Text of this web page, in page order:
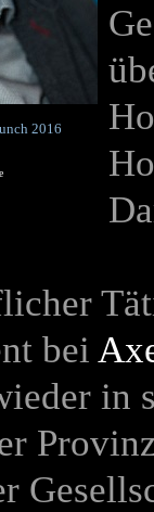
2016
bei
in